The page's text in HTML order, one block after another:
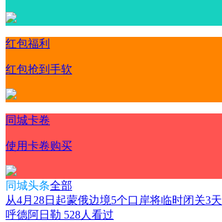
红包福利
红包抢到手软
同城卡卷
使用卡卷购买
同城头条全部
从4月28日起蒙俄边境5个口岸将临时闭关3天
呼德阿日勒 528人看过